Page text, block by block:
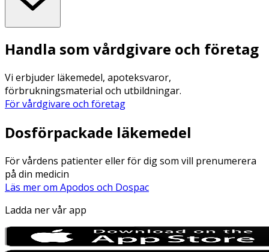
Handla som vårdgivare och företag
Vi erbjuder läkemedel, apoteksvaror,
förbrukningsmaterial och utbildningar.
För vårdgivare och företag
Dosförpackade läkemedel
För vårdens patienter eller för dig som vill prenumerera
på din medicin
Läs mer om Apodos och Dospac
Ladda ner vår app